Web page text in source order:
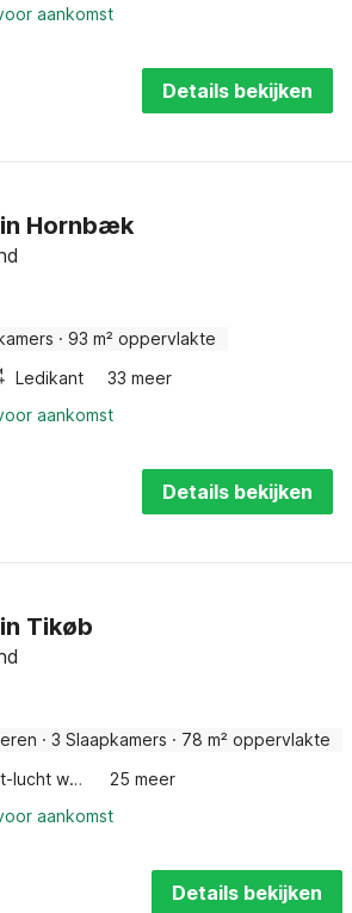
aankomst
Details bekijken
Hornbæk
· 93 m² oppervlakte
Ledikant
33 meer
aankomst
Details bekijken
Tikøb
· 3 Slaapkamers · 78 m² oppervlakte
Lucht-lucht warmtepomp
25 meer
aankomst
Details bekijken